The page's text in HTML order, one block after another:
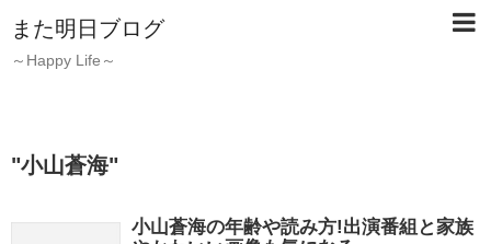
また明日ブログ
～Happy Life～
"小山蒼海"
小山蒼海の年齢や読み方!出演番組と家族